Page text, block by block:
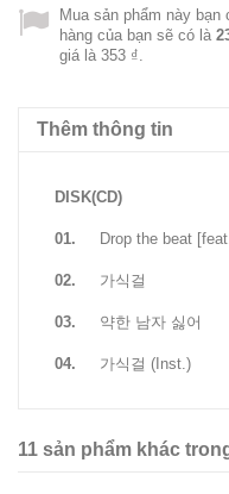
Mua sản phẩm này
hàng của bạn sẽ có là
giá là 353 ₫
Thêm thông tin
DISK(CD)
01. Drop the beat
02. 가식걸
03. 약한 남자 싫어
04. 가식걸 (Inst.)
11 sản phẩm khác